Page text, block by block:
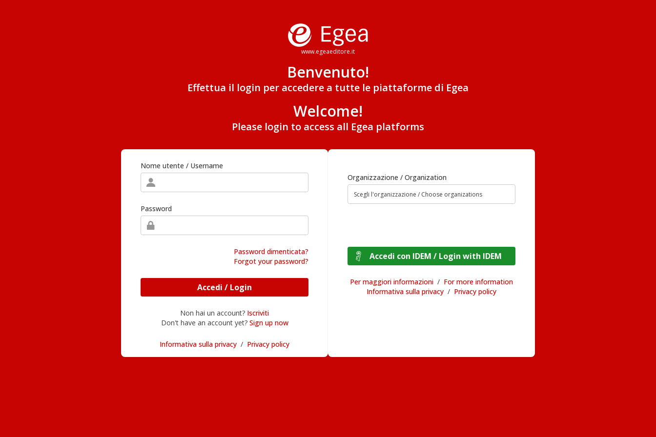
www.egeaeditore.it
Benvenuto!
Effettua il login per accedere a tutte le piattaforme di Egea
Welcome!
Please login to access all Egea platforms
Nome utente / Username
Password
Password dimenticata?
Forgot your password?
Accedi / Login
Non hai un account? Iscriviti
Don't have an account yet? Sign up now
Informativa sulla privacy / Privacy policy
Organizzazione / Organization
Accedi con IDEM / Login with IDEM
Per maggiori informazioni / For more information
Informativa sulla privacy / Privacy policy